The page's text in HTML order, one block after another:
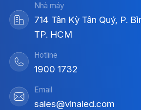
Nhà máy
714 Tân Kỳ Tân Quý, P.
TP. HCM
Hotline
1900 1732
Email
sales@vinaled.com